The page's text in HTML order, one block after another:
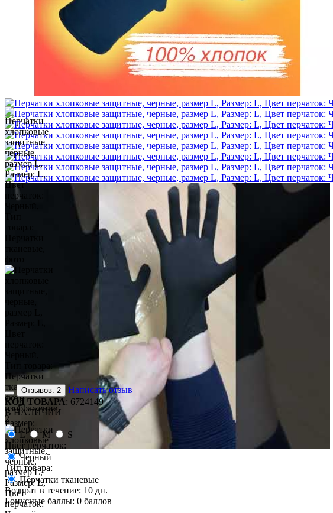
Отзывов: 2
Написать отзыв
КОД ТОВАРА: 6724149
В НАЛИЧИИ
Размер:
L
M
S
Цвет перчаток:
Черный
Тип товара:
Перчатки тканевые
Возврат в течение: 10 дн.
Бонусные баллы: 0 баллов